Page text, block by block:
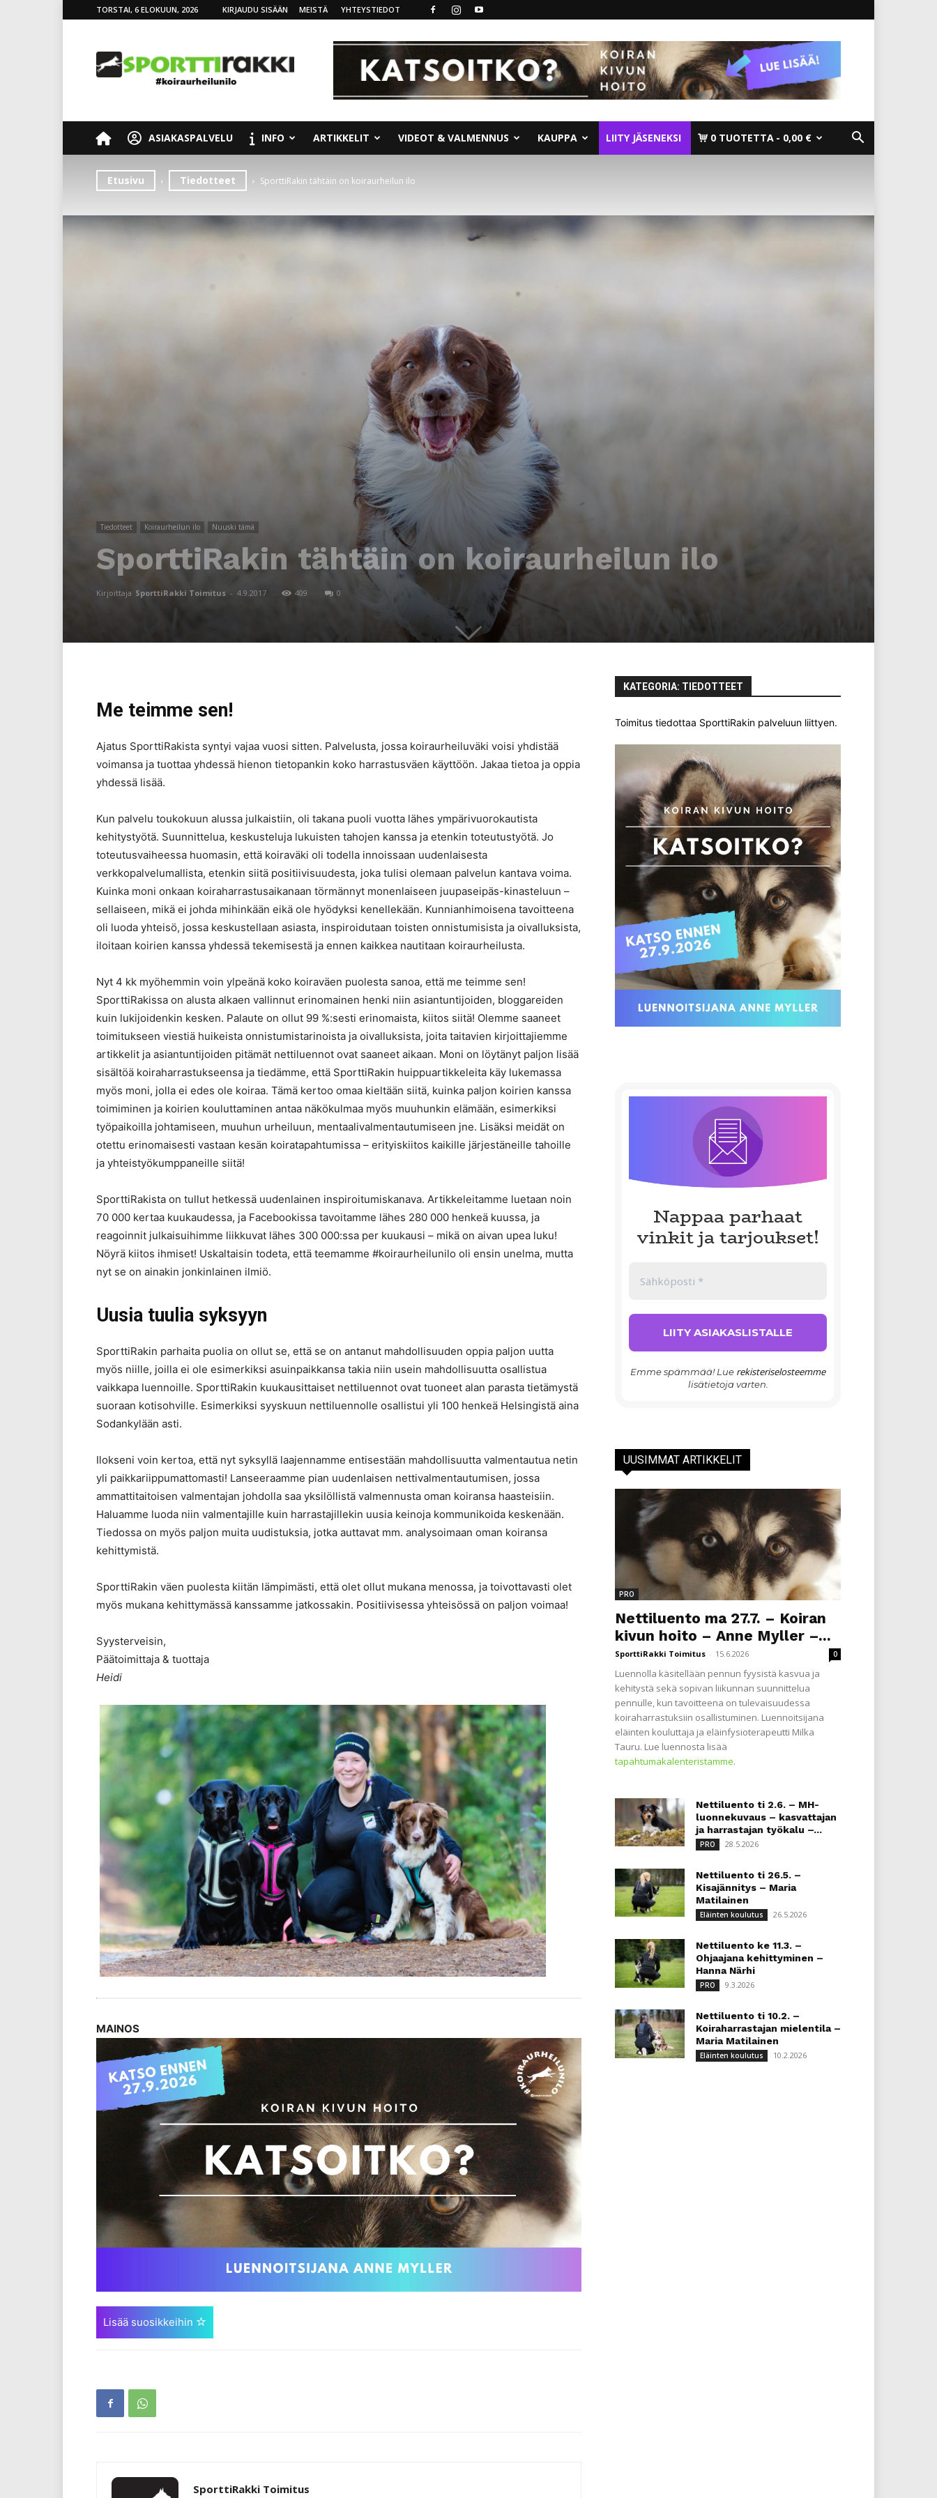
TORSTAI, 6 ELOKUUN, 2026 KIRJAUDU SISÄÄN MEISTÄ YHTEYSTIEDOT
ASIAKASPALVELU INFO ARTIKKELIT VIDEOT & VALMENNUS KAUPPA LIITY JÄSENEKSI 0 TUOTETTA 0,00 €
Etusivu Tiedotteet SporttiRakin tähtäin on koiraurheilun ilo
Tiedotteet Koiraurheilun ilo Nuuski tämä
SporttiRakin tähtäin on koiraurheilun ilo
Kirjoittaja SporttiRakki Toimitus - 4.9.2017 409 0
Me teimme sen!
Ajatus SporttiRakista syntyi vajaa vuosi sitten. Palvelusta, jossa koiraurheiluväki voisi yhdistää
voimansa ja tuottaa yhdessä hienon tietopankin koko harrastusväen käyttöön. Jakaa tietoa ja oppia
yhdessä lisää.
Kun palvelu toukokuun alussa julkaistiin, oli takana puoli vuotta lähes ympärivuorokautista
kehitystyötä. Suunnittelua, keskusteluja lukuisten tahojen kanssa ja etenkin toteutustyötä. Jo
toteutusvaiheessa huomasin, että koiraväki oli todella innoissaan uudenlaisesta
verkkopalvelumallista, etenkin siitä positiivisuudesta, joka tulisi olemaan palvelun kantava voima.
Kuinka moni onkaan koiraharrastusaikanaan törmännyt monenlaiseen juupaseipäs-kinasteluun –
sellaiseen, mikä ei johda mihinkään eikä ole hyödyksi kenellekään. Kunnianhimoisena tavoitteena
oli luoda yhteisö, jossa keskustellaan asiasta, inspiroidutaan toisten onnistumisista ja oivalluksista,
iloitaan koirien kanssa yhdessä tekemisestä ja ennen kaikkea nautitaan koiraurheilusta.
Nyt 4 kk myöhemmin voin ylpeänä koko koiraväen puolesta sanoa, että me teimme sen!
SporttiRakissa on alusta alkaen vallinnut erinomainen henki niin asiantuntijoiden, bloggareiden
kuin lukijoidenkin kesken. Palaute on ollut 99 %:sesti erinomaista, kiitos siitä! Olemme saaneet
toimitukseen viestiä huikeista onnistumistarinoista ja oivalluksista, joita taitavien kirjoittajiemme
artikkelit ja asiantuntijoiden pitämät nettiluennot ovat saaneet aikaan. Moni on löytänyt paljon lisää
sisältöä koiraharrastukseensa ja tiedämme, että SporttiRakin huippuartikkeleita käy lukemassa
myös moni, jolla ei edes ole koiraa. Tämä kertoo omaa kieltään siitä, kuinka paljon koirien kanssa
toimiminen ja koirien kouluttaminen antaa näkökulmaa myös muuhunkin elämään, esimerkiksi
työpaikoilla johtamiseen, muuhun urheiluun, mentaalivalmentautumiseen jne. Lisäksi meidät on
otettu erinomaisesti vastaan kesän koiratapahtumissa – erityiskiitos kaikille järjestäneille tahoille
ja yhteistyökumppaneille siitä!
SporttiRakista on tullut hetkessä uudenlainen inspiroitumiskanava. Artikkeleitamme luetaan noin
70 000 kertaa kuukaudessa, ja Facebookissa tavoitamme lähes 280 000 henkeä kuussa, ja
reagoinnit julkaisuihimme liikkuvat lähes 300 000:ssa per kuukausi – mikä on aivan upea luku!
Nöyrä kiitos ihmiset! Uskaltaisin todeta, että teemamme #koiraurheilunilo oli ensin unelma, mutta
nyt se on ainakin jonkinlainen ilmiö.
Uusia tuulia syksyyn
SporttiRakin parhaita puolia on ollut se, että se on antanut mahdollisuuden oppia paljon uutta
myös niille, joilla ei ole esimerkiksi asuinpaikkansa takia niin usein mahdollisuutta osallistua
vaikkapa luennoille. SporttiRakin kuukausittaiset nettiluennot ovat tuoneet alan parasta tietämystä
suoraan kotisohville. Esimerkiksi syyskuun nettiluennolle osallistui yli 100 henkeä Helsingistä aina
Sodankylään asti.
Ilokseni voin kertoa, että nyt syksyllä laajennamme entisestään mahdollisuutta valmentautua netin
yli paikkariippumattomasti! Lanseeraamme pian uudenlaisen nettivalmentautumisen, jossa
ammattitaitoisen valmentajan johdolla saa yksilöllistä valmennusta oman koiransa haasteisiin.
Haluamme luoda niin valmentajille kuin harrastajillekin uusia keinoja kommunikoida keskenään.
Tiedossa on myös paljon muita uudistuksia, jotka auttavat mm. analysoimaan oman koiransa
kehittymistä.
SporttiRakin väen puolesta kiitän lämpimästi, että olet ollut mukana menossa, ja toivottavasti olet
myös mukana kehittymässä kanssamme jatkossakin. Positiivisessa yhteisössä on paljon voimaa!
Syysterveisin,
Päätoimittaja & tuottaja
Heidi
MAINOS
Lisää suosikkeihin
SporttiRakki Toimitus
KATEGORIA: TIEDOTTEET
Toimitus tiedottaa SporttiRakin palveluun liittyen.
Nappaa parhaat
vinkit ja tarjoukset!
Emme spämmää! Lue rekisteriselosteemme
lisätietoja varten.
UUSIMMAT ARTIKKELIT
PRO
Nettiluento ma 27.7. – Koiran
kivun hoito – Anne Myller –...
SporttiRakki Toimitus - 15.6.2026 0
Luennolla käsitellään pennun fyysistä kasvua ja
kehitystä sekä sopivan liikunnan suunnittelua
pennulle, kun tavoitteena on tulevaisuudessa
koiraharrastuksiin osallistuminen. Luennoitsijana
eläinten kouluttaja ja eläinfysioterapeutti Milka
Tauru. Lue luennosta lisää
tapahtumakalenteristamme.
Nettiluento ti 2.6. – MH-
luonnekuvaus – kasvattajan
ja harrastajan työkalu –...
PRO 28.5.2026
Nettiluento ti 26.5. –
Kisajännitys – Maria
Matilainen
Eläinten koulutus 26.5.2026
Nettiluento ke 11.3. –
Ohjaajana kehittyminen –
Hanna Närhi
PRO 9.3.2026
Nettiluento ti 10.2. –
Koiraharrastajan mielentila –
Maria Matilainen
Eläinten koulutus 10.2.2026